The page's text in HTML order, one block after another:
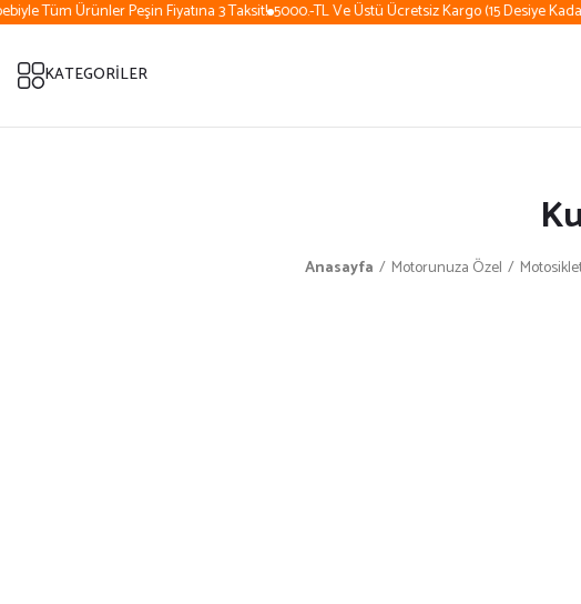
Tüm Ürünler Peşin Fiyatına 3 Taksit! 5000.-TL Ve Üstü Ücretsiz Kargo (15 Desiye Kadar)
KATEGORİLER
Anasayfa Motorunuza Özel